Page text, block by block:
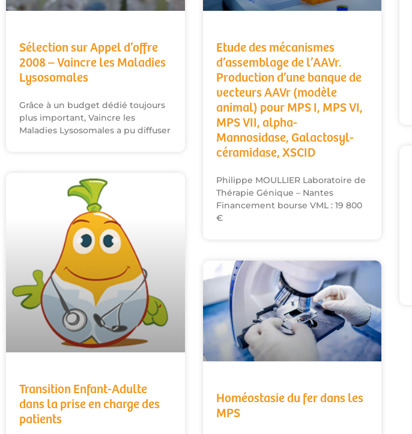
Sélection sur Appel d’offre
2008 – Vaincre les Maladies
Lysosomales
Grâce à un budget dédié toujours
plus important, Vaincre les
Maladies Lysosomales a pu diffuser
Etude des mécanismes
d’assemblage de l’AAVr.
Production d’une banque de
vecteurs AAVr (modèle
animal) pour MPS I, MPS VI,
MPS VII, alpha-
Mannosidase, Galactosyl-
céramidase, XSCID
Philippe MOULLIER Laboratoire de
Thérapie Génique – Nantes
Financement bourse VML : 19 800
€
Transition Enfant-Adulte
dans la prise en charge des
patients
Homéostasie du fer dans les
MPS